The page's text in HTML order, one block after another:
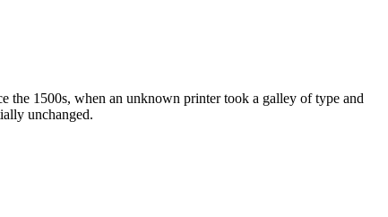
the 1500s, when an unknown printer took a galley of type and
unchanged.